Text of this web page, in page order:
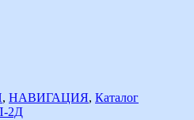
, НАВИГАЦИЯ, Каталог
2Д